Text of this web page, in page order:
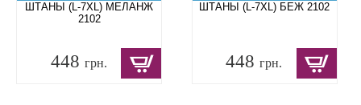
ШТАНЫ (L-7XL) МЕЛАНЖ
2102
448 грн.
ШТАНЫ (L-7XL) БЕЖ 2102
448грн.